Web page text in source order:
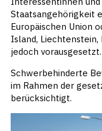
Staatsangehörigkeit
Europäischen Union
Island,
jedoch vorausgesetzt.
Schwerbehinderte
im Rahmen der
berücksichtigt.